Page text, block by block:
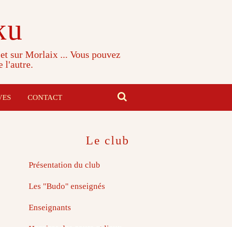
sur Morlaix ... Vous pouvez
l'autre.
CONTACT
Le club
Présentation du club
Les "Budo" enseignés
Enseignants